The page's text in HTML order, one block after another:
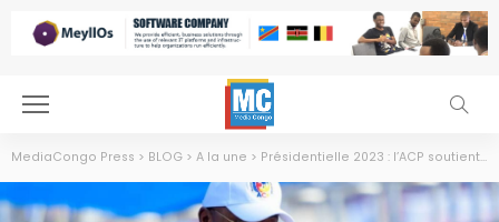
MediaCongo Press > BLOG > A la une > Présidentielle 2023 : l’ACP soutient la candidature de Félix Tshisekedi